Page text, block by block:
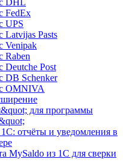
FedEx
UPS
Latvijas Pasts
Venipak
Raben
Deutche Post
DB Schenker
OMNIVA
для программы
1С: отчёты и уведомления в
MySaldo из 1C для сверки